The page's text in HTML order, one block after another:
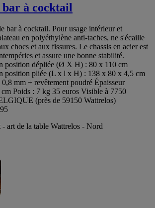
bar à cocktail
bar à cocktail. Pour usage intérieur et
en polyéthylène anti-taches, ne s'écaille
chocs et aux fissures. Le chassis en acier est
et assure une bonne stabilité.
position dépliée (Ø X H) : 80 x 110 cm
position pliée (L x l x H) : 138 x 80 x 4,5 cm
mm + revêtement poudré Épaisseur
Poids : 7 kg 35 euros Visible à 7750
(près de 59150 Wattrelos)
art de la table Wattrelos - Nord